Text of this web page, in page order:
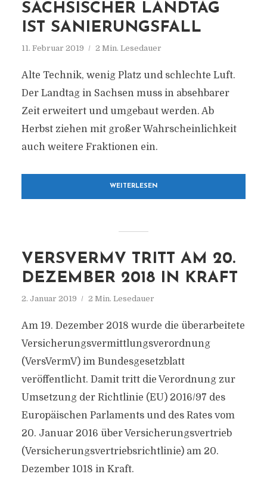
SÄCHSISCHER LANDTAG
IST SANIERUNGSFALL
11. Februar 2019 2 Min. Lesedauer
Alte Technik, wenig Platz und schlechte Luft.
Der Landtag in Sachsen muss in absehbarer
Zeit erweitert und umgebaut werden. Ab
Herbst ziehen mit großer Wahrscheinlichkeit
auch weitere Fraktionen ein.
WEITERLESEN
VERSVERMV TRITT AM 20.
DEZEMBER 2018 IN KRAFT
2. Januar 2019 2 Min. Lesedauer
Am 19. Dezember 2018 wurde die überarbeitete
Versicherungsvermittlungsverordnung
(VersVermV) im Bundesgesetzblatt
veröffentlicht. Damit tritt die Verordnung zur
Umsetzung der Richtlinie (EU) 2016/97 des
Europäischen Parlaments und des Rates vom
20. Januar 2016 über Versicherungsvertrieb
(Versicherungsvertriebsrichtlinie) am 20.
Dezember 1018 in Kraft.